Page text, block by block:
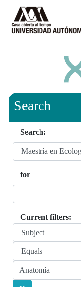
Search
Search:
for
Current filters: